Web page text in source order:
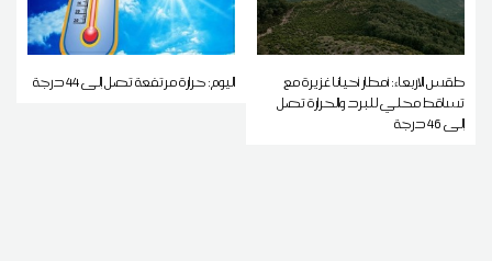
طقس الاربعاء: أمطار أحيانا غزيرة مع
تساقط محلي للبرد والحرارة تصل
إلى 46 درجة
اليوم: حرارة مرتفعة تصل إلى 44 درجة